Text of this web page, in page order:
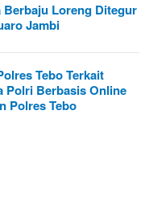
Berbaju Loreng Ditegur
Jambi
Tebo Terkait
Polri Berbasis Online
Polres Tebo